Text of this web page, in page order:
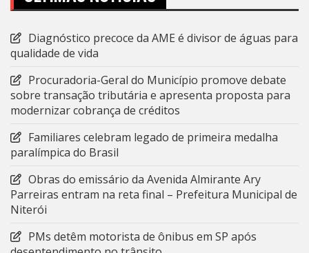
Diagnóstico precoce da AME é divisor de águas para
qualidade de vida
Procuradoria-Geral do Município promove debate
sobre transação tributária e apresenta proposta para
modernizar cobrança de créditos
Familiares celebram legado de primeira medalha
paralímpica do Brasil
Obras do emissário da Avenida Almirante Ary
Parreiras entram na reta final – Prefeitura Municipal de
Niterói
PMs detêm motorista de ônibus em SP após